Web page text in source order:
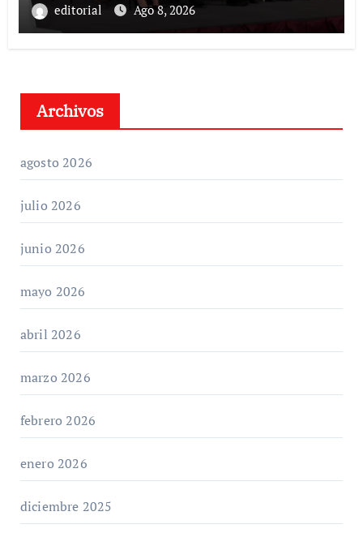
editorial Ago 8, 2026
Archivos
agosto 2026
julio 2026
junio 2026
mayo 2026
abril 2026
marzo 2026
febrero 2026
enero 2026
diciembre 2025